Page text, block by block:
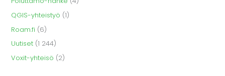
QGIS-yhteistyö (1)
Roam.fi (6)
Uutiset (1 244)
Voxit-yhteisö (2)